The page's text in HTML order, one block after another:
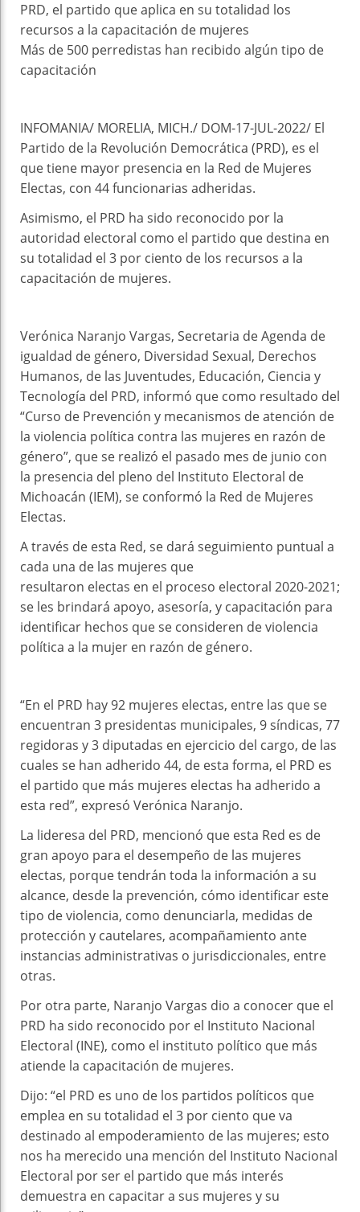
PRD, el partido que aplica en su totalidad los
recursos a la capacitación de mujeres
Más de 500 perredistas han recibido algún tipo de
capacitación
INFOMANIA/ MORELIA, MICH./ DOM-17-JUL-2022/ El
Partido de la Revolución Democrática (PRD), es el
que tiene mayor presencia en la Red de Mujeres
Electas, con 44 funcionarias adheridas.
Asimismo, el PRD ha sido reconocido por la
autoridad electoral como el partido que destina en
su totalidad el 3 por ciento de los recursos a la
capacitación de mujeres.
Verónica Naranjo Vargas, Secretaria de Agenda de
igualdad de género, Diversidad Sexual, Derechos
Humanos, de las Juventudes, Educación, Ciencia y
Tecnología del PRD, informó que como resultado del
“Curso de Prevención y mecanismos de atención de
la violencia política contra las mujeres en razón de
género”, que se realizó el pasado mes de junio con
la presencia del pleno del Instituto Electoral de
Michoacán (IEM), se conformó la Red de Mujeres
Electas.
A través de esta Red, se dará seguimiento puntual a
cada una de las mujeres que
resultaron electas en el proceso electoral 2020-2021;
se les brindará apoyo, asesoría, y capacitación para
identificar hechos que se consideren de violencia
política a la mujer en razón de género.
“En el PRD hay 92 mujeres electas, entre las que se
encuentran 3 presidentas municipales, 9 síndicas, 77
regidoras y 3 diputadas en ejercicio del cargo, de las
cuales se han adherido 44, de esta forma, el PRD es
el partido que más mujeres electas ha adherido a
esta red”, expresó Verónica Naranjo.
La lideresa del PRD, mencionó que esta Red es de
gran apoyo para el desempeño de las mujeres
electas, porque tendrán toda la información a su
alcance, desde la prevención, cómo identificar este
tipo de violencia, como denunciarla, medidas de
protección y cautelares, acompañamiento ante
instancias administrativas o jurisdiccionales, entre
otras.
Por otra parte, Naranjo Vargas dio a conocer que el
PRD ha sido reconocido por el Instituto Nacional
Electoral (INE), como el instituto político que más
atiende la capacitación de mujeres.
Dijo: “el PRD es uno de los partidos políticos que
emplea en su totalidad el 3 por ciento que va
destinado al empoderamiento de las mujeres; esto
nos ha merecido una mención del Instituto Nacional
Electoral por ser el partido que más interés
demuestra en capacitar a sus mujeres y su